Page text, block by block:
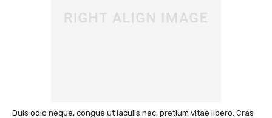
Duis odio neque, congue ut iaculis nec, pretium vitae libero. Cras